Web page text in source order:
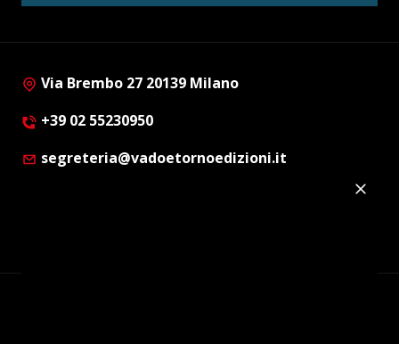
Via Brembo 27 20139 Milano
+39 02 55230950
segreteria@vadoetornoedizioni.it